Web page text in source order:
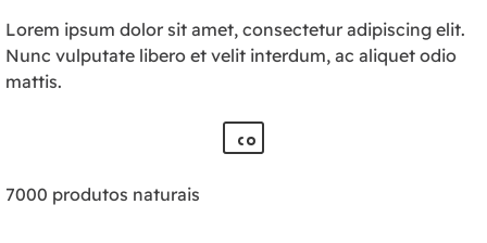
Lorem ipsum dolor sit amet, consectetur adipiscing elit.
Nunc vulputate libero et velit interdum, ac aliquet odio
mattis.
7000 produtos naturais